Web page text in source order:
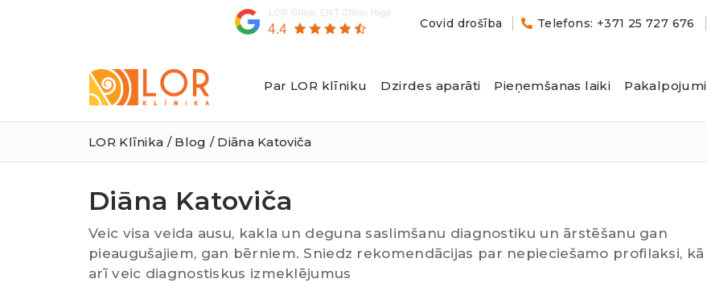
Covid drošība Telefons: +371 25 727 676
Klīnika
Par LOR klīniku Dzirdes aparāti Pieņemšanas laiki Pakalpojumi
LOR Klīnika / Blog / Diāna Katoviča
Diāna Katoviča
Veic visa veida ausu, kakla un deguna saslimšanu diagnostiku un ārstēšanu gan
pieaugušajiem, gan bērniem. Sniedz rekomendācijas par nepieciešamo profilaksi, kā
arī veic diagnostiskus izmeklējumus